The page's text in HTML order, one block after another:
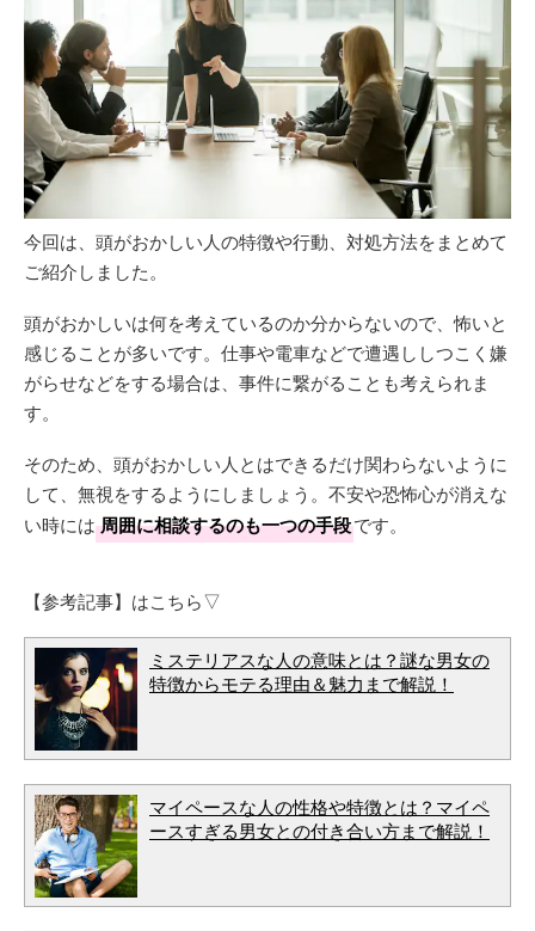
今回は、頭がおかしい人の特徴や行動、対処方法をまとめて
ご紹介しました。
頭がおかしいは何を考えているのか分からないので、怖いと
感じることが多いです。仕事や電車などで遭遇ししつこく嫌
がらせなどをする場合は、事件に繋がることも考えられま
す。
そのため、頭がおかしい人とはできるだけ関わらないように
して、無視をするようにしましょう。不安や恐怖心が消えな
い時には 周囲に相談するのも一つの手段です。
【参考記事】はこちら▽
ミステリアスな人の意味とは？謎な男女の
特徴からモテる理由＆魅力まで解説！
マイペースな人の性格や特徴とは？マイペ
ースすぎる男女との付き合い方まで解説！